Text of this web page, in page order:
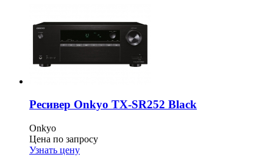
Ресивер Onkyo TX-SR252 Black
Onkyo
Цена по запросу
Узнать цену